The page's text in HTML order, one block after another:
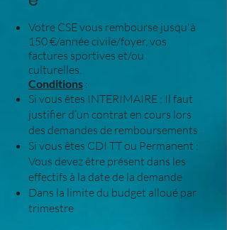
Votre CSE vous rembourse jusqu'à
150 €/année civile/foyer, vos
factures sportives et/ou
culturelles.
Conditions :
Si vous êtes INTERIMAIRE : Il faut
justifier d’un contrat en cours lors
des demandes de remboursements
Si vous êtes CDI TT ou Permanent :
Vous devez être présent dans les
effectifs à la date de la demande
Dans la limite du budget alloué par
trimestre